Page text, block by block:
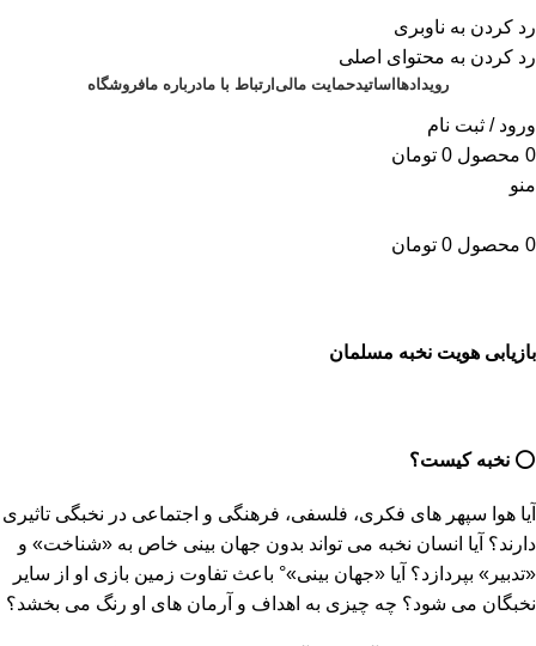
رد کردن به ناوبری
رد کردن به محتوای اصلی
برای طراحی سربرگ به بخش سربرگ ساز بروید...
رویدادها اساتیدحمایت مالی ارتباط با مادرباره مافروشگاه
ورود / ثبت نام
0 محصول 0 تومان
منو
0 محصول 0 تومان
بازیابی هویت نخبه مسلمان
⭕️ نخبه کیست؟
آیا هوا سپهر های فکری، فلسفی، فرهنگی و اجتماعی در نخبگی تاثیری
دارند؟ آیا انسان نخبه می تواند بدون جهان بینی خاص به «شناخت» و
«تدبیر» بپردازد؟ آیا «جهان بینی»° باعث تفاوت زمین بازی او از سایر
نخبگان می شود؟ چه چیزی به اهداف و آرمان های او رنگ می بخشد؟